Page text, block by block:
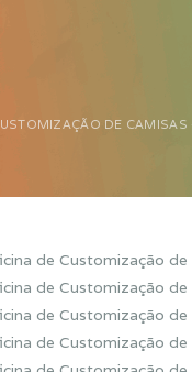
DE CAMISAS